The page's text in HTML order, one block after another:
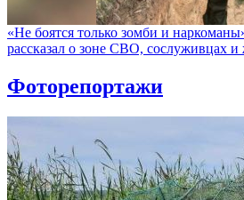
«Не боятся только зомби и
рассказал о зоне СВО, сослуживцах
Фоторепортажи